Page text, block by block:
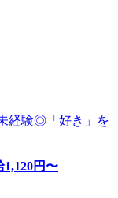
経験◎「好き」を
1,120円〜